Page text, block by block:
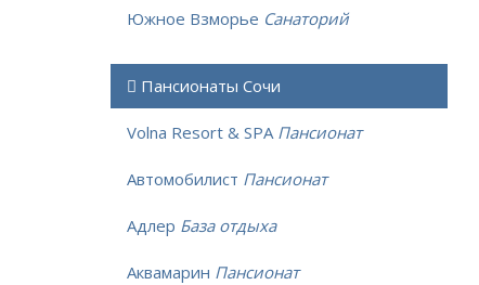
Южное Взморье Санаторий
Пансионаты Сочи
Volna Resort & SPA Пансионат
Автомобилист Пансионат
Адлер База отдыха
Аквамарин Пансионат